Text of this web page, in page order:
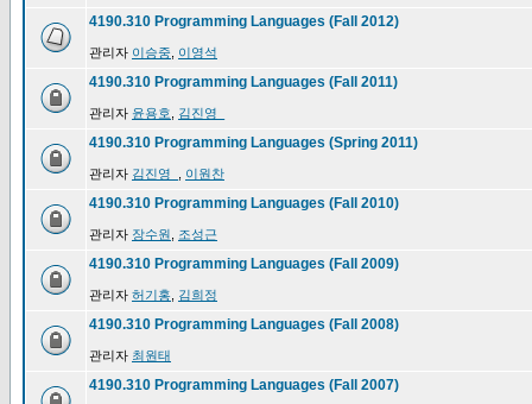
4190.310 Programming Languages (Fall 2012)
관리자 이승중 이영석
4190.310 Programming Languages (Fall 2011)
관리자 윤용호 김진영_
4190.310 Programming Languages (Spring 2011)
관리자 김진영_ 이원찬
4190.310 Programming Languages (Fall 2010)
관리자 장수원 조성근
4190.310 Programming Languages (Fall 2009)
관리자 허기홍 김희정
4190.310 Programming Languages (Fall 2008)
관리자 최원태
4190.310 Programming Languages (Fall 2007)